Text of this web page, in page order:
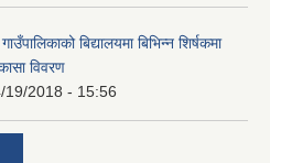
बिद्यालयमा बिभिन्न शिर्षकमा
विवरण
19/2018 - 15:56